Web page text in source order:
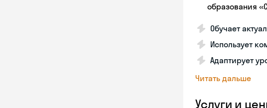
образования
Обучает
Использует
Адаптирует
Читать дальше
Услуги и